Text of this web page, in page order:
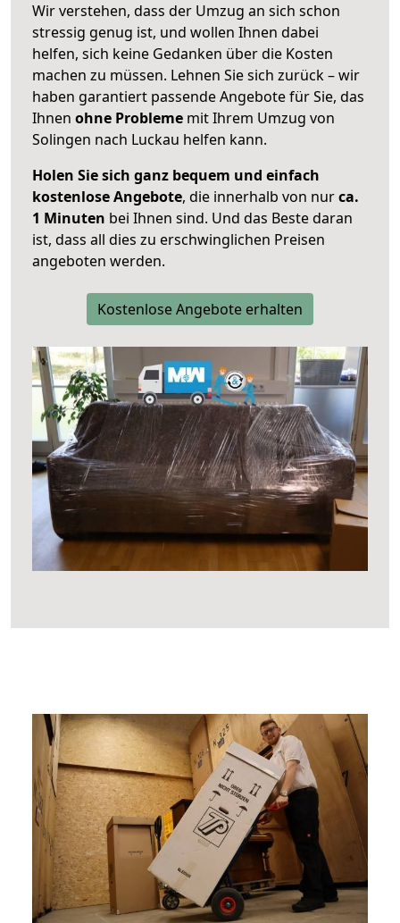
Wir verstehen, dass der Umzug an sich schon
stressig genug ist, und wollen Ihnen dabei
helfen, sich keine Gedanken über die Kosten
machen zu müssen. Lehnen Sie sich zurück – wir
haben garantiert passende Angebote für Sie, das
Ihnen ohne Probleme mit Ihrem Umzug von
Solingen nach Luckau helfen kann.
Holen Sie sich ganz bequem und einfach
kostenlose Angebote, die innerhalb von nurca.
1 Minuten bei Ihnen sind. Und das Beste daran
ist, dass all dies zu erschwinglichen Preisen
angeboten werden.
Kostenlose Angebote erhalten